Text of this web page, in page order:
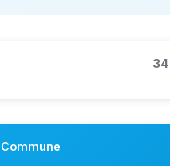
Commune